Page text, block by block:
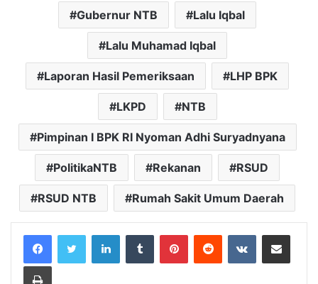
Gubernur NTB Lalu Iqbal
Lalu Muhamad Iqbal
Laporan Hasil Pemeriksaan LHP BPK
LKPD NTB
Pimpinan I BPK RI Nyoman Adhi Suryadnyana
PolitikaNTB Rekanan RSUD
RSUD NTB Rumah Sakit Umum Daerah
LinkedInTumblr PinterestReddit VKontakteShare via Email
Print